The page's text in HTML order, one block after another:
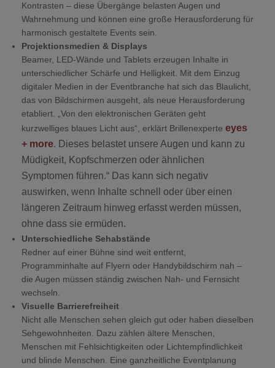
Kontrasten – diese Übergänge belasten Augen und
Wahrnehmung und können eine große Herausforderung für
harmonisch gestaltete Events sein.
Projektionsmedien & Displays
Beamer, LED-Wände und Tablets erzeugen Inhalte in
unterschiedlicher Schärfe und Helligkeit. Mit dem Einzug
digitaler Medien in der Eventbranche hat sich das Blaulicht,
das von Bildschirmen ausgeht, als neue Herausforderung
etabliert. „Von den elektronischen Geräten geht
kurzwelliges blaues Licht aus“, erklärt Brillenexperte eyes
+ more. Dieses belastet unsere Augen und kann zu
Müdigkeit, Kopfschmerzen oder ähnlichen
Symptomen führen.“ Das kann sich negativ
auswirken, wenn Inhalte schnell oder über einen
längeren Zeitraum hinweg erfasst werden müssen,
ohne dass sie ermüden.
Unterschiedliche Sehabstände
Redner auf einer Bühne sind weit entfernt,
Programminhalte auf Flyern oder Handybildschirm nah –
die Augen müssen ständig zwischen Nah- und Fernsicht
wechseln.
Visuelle Barrierefreiheit
Nicht alle Menschen sehen gleich gut oder haben dieselben
Sehgewohnheiten. Dazu zählen ältere Menschen,
Menschen mit Fehlsichtigkeiten oder Lichtempfindlichkeit
und blinde Menschen. Eine ganzheitliche Eventplanung